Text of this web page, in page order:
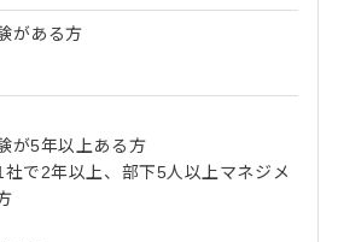
がある方
が5年以上ある方
社で2年以上、部下5人以上マネジメ